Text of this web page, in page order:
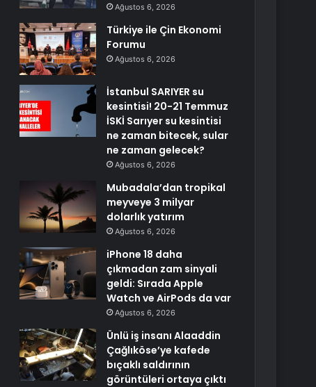
Ağustos 6, 2026
Türkiye ile Çin Ekonomi
Forumu
Ağustos 6, 2026
İstanbul SARIYER su
kesintisi! 20-21 Temmuz
İSKİ Sarıyer su kesintisi
ne zaman bitecek, sular
ne zaman gelecek?
Ağustos 6, 2026
Mubadala’dan tropikal
meyveye 3 milyar
dolarlık yatırım
Ağustos 6, 2026
iPhone 18 daha
çıkmadan zam sinyali
geldi: Sırada Apple
Watch ve AirPods da var
Ağustos 6, 2026
Ünlü iş insanı Alaaddin
Çağlıköse’ye kafede
bıçaklı saldırının
görüntüleri ortaya çıktı